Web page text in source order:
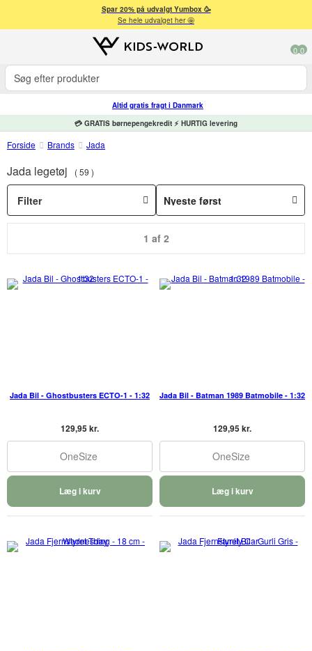
Spar 20% på udvalgt Yumbox 🥳
Se hele udvalget her 🤩
0 0
Altid gratis fragt i Danmark
💳 GRATIS børnepengekredit ⚡ HURTIG levering
Forside Brands Jada
Jada legetøj 59
Filter
1 af 2
Jada Bil - Ghostbusters ECTO-1 - 1:32
129,95 kr.
OneSize
Læg i kurv
Jada Bil - Batman 1989 Batmobile - 1:32
129,95 kr.
OneSize
Læg i kurv